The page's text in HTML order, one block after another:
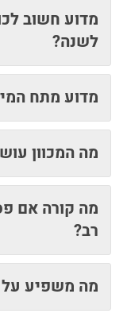
מדוע חשוב
לשנה?
מדוע מתח
מה המכוון
מה קורה אם
רב?
מה משפיע על